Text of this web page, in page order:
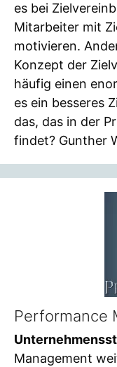
es bei
Mitarbeiter mit
motivieren.
Konzept der
häufig einen
es ein besseres
das, das in der
findet? Gunther
Performance
Management